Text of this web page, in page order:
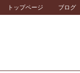
トップページ ブログ